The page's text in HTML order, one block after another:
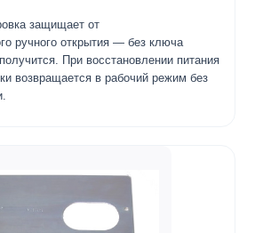
защищает от
ручного открытия — без ключа
При восстановлении питания
возвращается в рабочий режим без